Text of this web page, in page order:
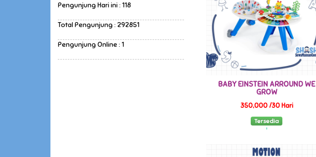
Pengunjung Hari ini : 118
Total Pengunjung : 292851
Pengunjung Online : 1
BABY EINSTEIN ARROUND WE
GROW
350,000 /30 Hari
Tersedia